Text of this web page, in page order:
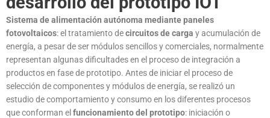
Sistema de alimentación autónoma mediante paneles
fotovoltaicos: el tratamiento decircuitos de carga y acumulación de
energía, a pesar de ser módulos sencillos y comerciales, normalmente
representan algunas dificultades en el proceso de integración a
productos en fase de prototipo. Antes de iniciar el proceso de
selección de componentes y módulos de energía, se realizó un
estudio de comportamiento y consumo en los diferentes procesos
que conforman el funcionamiento del prototipo: iniciación o